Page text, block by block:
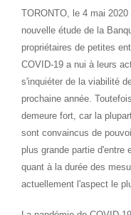
TORONTO, le 4 mai
nouvelle étude de la
propriétaires de petites
COVID-19 a nui à leurs
s'inquiéter de la viabilité
prochaine année.
demeure fort, car la
sont convaincus de
plus grande partie d'entre
quant à la durée des
actuellement l'aspect le